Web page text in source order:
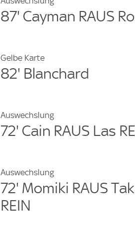
87' Cayman RAUS
Gelbe Karte
82' Blanchard
Auswechslung
72' Cain RAUS Las
Auswechslung
72' Momiki RAUS
REIN